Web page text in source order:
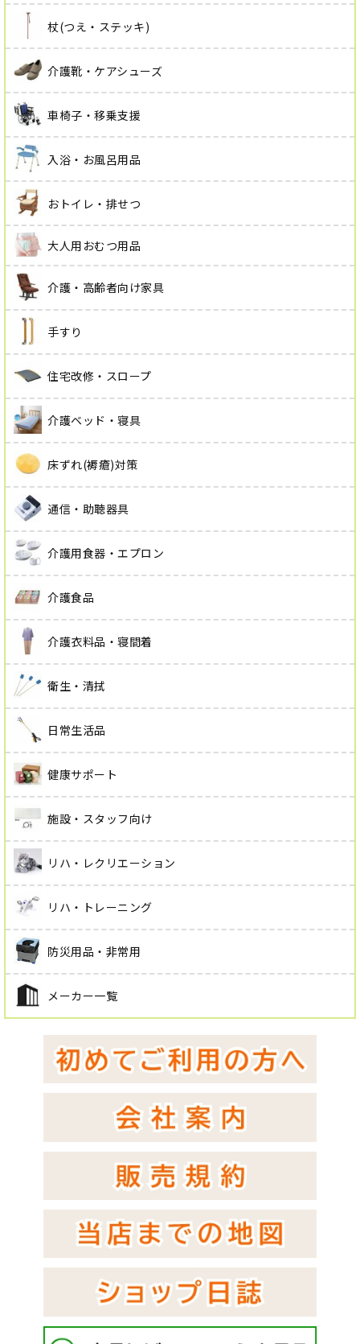
杖(つえ・ステッキ)
介護靴・ケアシューズ
車椅子・移乗支援
入浴・お風呂用品
おトイレ・排せつ
大人用おむつ用品
介護・高齢者向け家具
手すり
住宅改修・スロープ
介護ベッド・寝具
床ずれ(褥瘡)対策
通信・助聴器具
介護用食器・エプロン
介護食品
介護衣料品・寝間着
衛生・清拭
日常生活品
健康サポート
施設・スタッフ向け
リハ・レクリエーション
リハ・トレーニング
防災用品・非常用
メーカー一覧